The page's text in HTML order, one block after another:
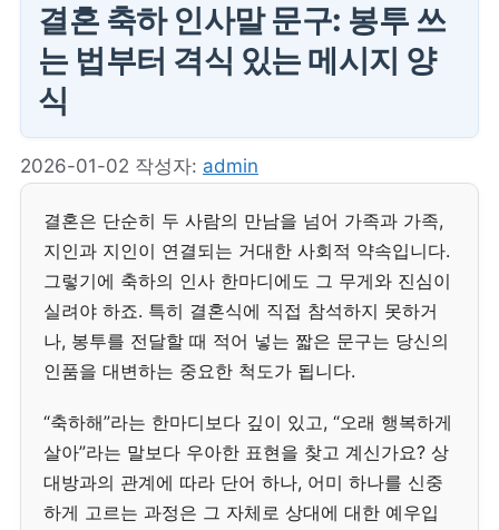
결혼 축하 인사말 문구: 봉투 쓰
는 법부터 격식 있는 메시지 양
식
2026-01-02 작성자: admin
결혼은 단순히 두 사람의 만남을 넘어 가족과 가족,
지인과 지인이 연결되는 거대한 사회적 약속입니다.
그렇기에 축하의 인사 한마디에도 그 무게와 진심이
실려야 하죠. 특히 결혼식에 직접 참석하지 못하거
나, 봉투를 전달할 때 적어 넣는 짧은 문구는 당신의
인품을 대변하는 중요한 척도가 됩니다.
“축하해”라는 한마디보다 깊이 있고, “오래 행복하게
살아”라는 말보다 우아한 표현을 찾고 계신가요? 상
대방과의 관계에 따라 단어 하나, 어미 하나를 신중
하게 고르는 과정은 그 자체로 상대에 대한 예우입